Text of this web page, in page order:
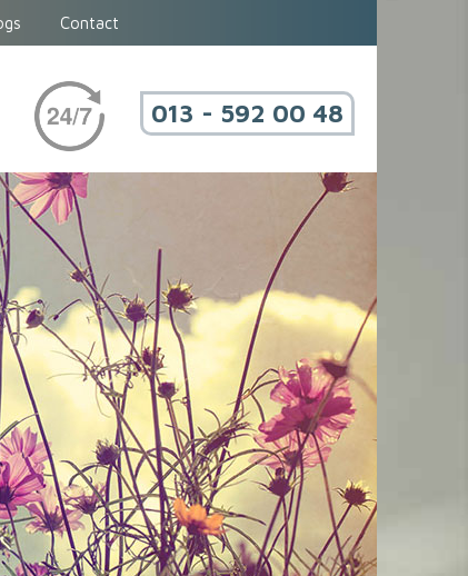
Contact
013 - 592 00 48